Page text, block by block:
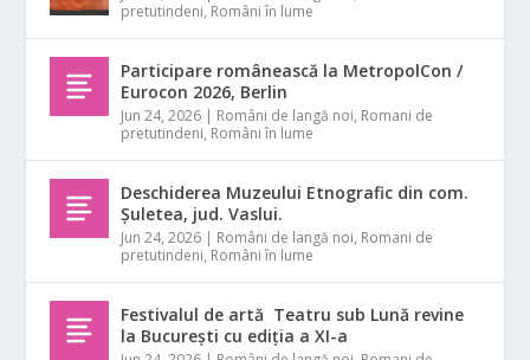
pretutindeni, Români în lume
Participare românească la MetropolCon /
Eurocon 2026, Berlin
Jun 24, 2026 | Români de langă noi, Romani de
pretutindeni, Români în lume
Deschiderea Muzeului Etnografic din com.
Șuletea, jud. Vaslui.
Jun 24, 2026 | Români de langă noi, Romani de
pretutindeni, Români în lume
Festivalul de artă Teatru sub Lună revine
la București cu ediția a XI-a